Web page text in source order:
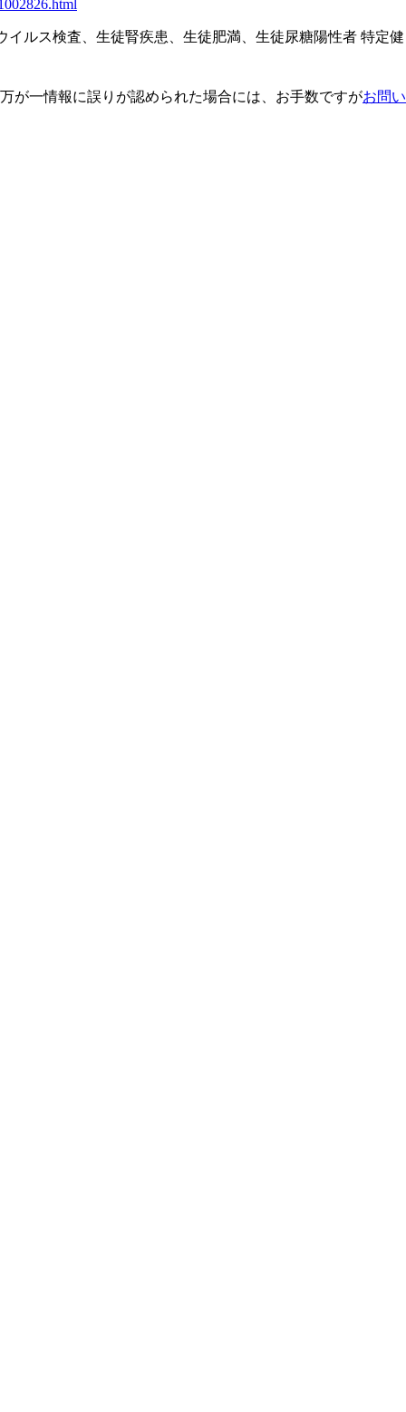
ルス検査、生徒腎疾患、生徒肥満、生徒尿糖陽性者 特定健
が一情報に誤りが認められた場合には、お手数ですがお問い